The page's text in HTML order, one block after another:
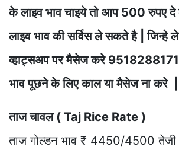
के लाइव भाव चाइये तो आप 500 रुपए दे
लाइव भाव की सर्विस ले सकते है | जिन्हे
व्हाट्सअप पर मैसेज करे 9518288171
भाव पूछने के लिए काल या मैसेज ना करे |
ताज चावल ( Taj Rice Rate )
ताज गोल्डन भाव ₹ 4450/4500